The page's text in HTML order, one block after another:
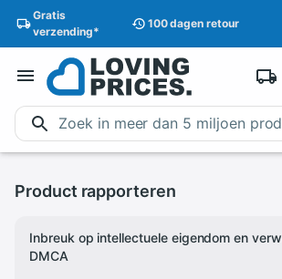
Gratis
verzending*
100 dagen retour
Product rapporteren
Inbreuk op intellectuele eigendom en
DMCA